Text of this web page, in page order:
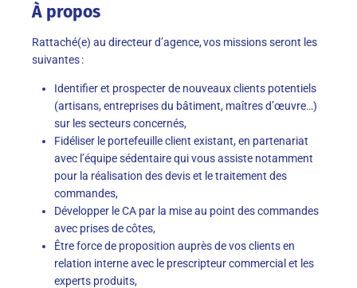
À propos
Rattaché(e) au directeur d’agence, vos missions seront les
suivantes :
Identifier et prospecter de nouveaux clients potentiels
(artisans, entreprises du bâtiment, maîtres d’œuvre…)
sur les secteurs concernés,
Fidéliser le portefeuille client existant, en partenariat
avec l’équipe sédentaire qui vous assiste notamment
pour la réalisation des devis et le traitement des
commandes,
Développer le CA par la mise au point des commandes
avec prises de côtes,
Être force de proposition auprès de vos clients en
relation interne avec le prescripteur commercial et les
experts produits,